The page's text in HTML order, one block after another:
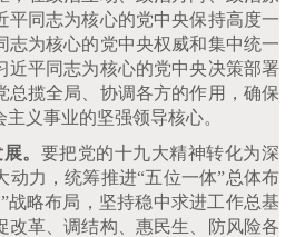
平同志为核心的党中央保持高度一
志为核心的党中央权威和集中统一
近平同志为核心的党中央决策部署
总揽全局、协调各方的作用，确保
义事业的坚强领导核心。
。 要把党的十九大精神转化为深
动力，统筹推进“五位一体”总体布
战略布局，坚持稳中求进工作总基
改革、调结构、惠民生、防风险各